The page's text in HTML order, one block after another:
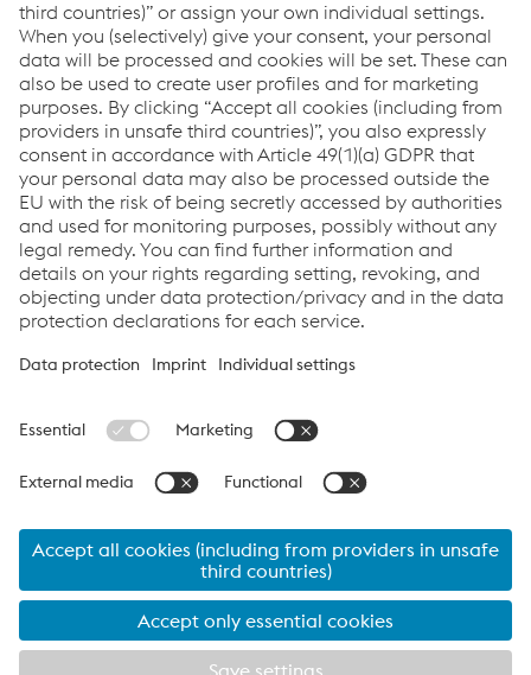
News
Products
Downloads
Terms and Conditions of GuaranteePDF | 956 KB
Links
Support & Service
Career
Terms & Conditions
Code of Conduct
Data Protection & Privacy
Cookie settings
Language